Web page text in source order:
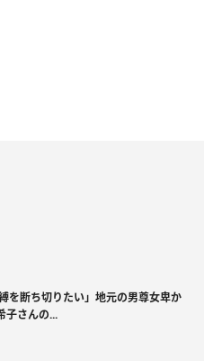
を断ち切りたい」地元の男尊女卑か
子さんの...